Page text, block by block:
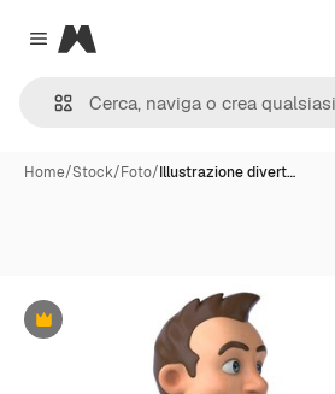
Close menu
Magnific
Home/Stock/Foto/Illustrazione divert…
Premium